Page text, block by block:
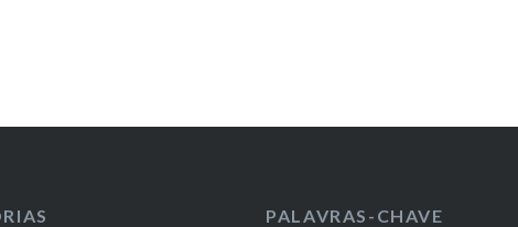
PALAVRAS-CHAVE